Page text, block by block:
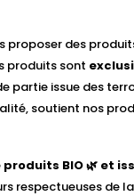
proposer des
produits sont
partie issue des
soutient nos
produits BIO 🌿 et
respectueuses de